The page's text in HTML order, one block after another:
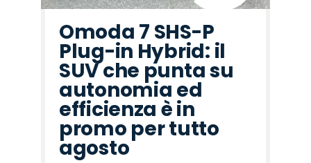
Omoda 7 SHS-P
Plug-in Hybrid: il
SUV che punta su
autonomia ed
efficienza è in
promo per tutto
agosto